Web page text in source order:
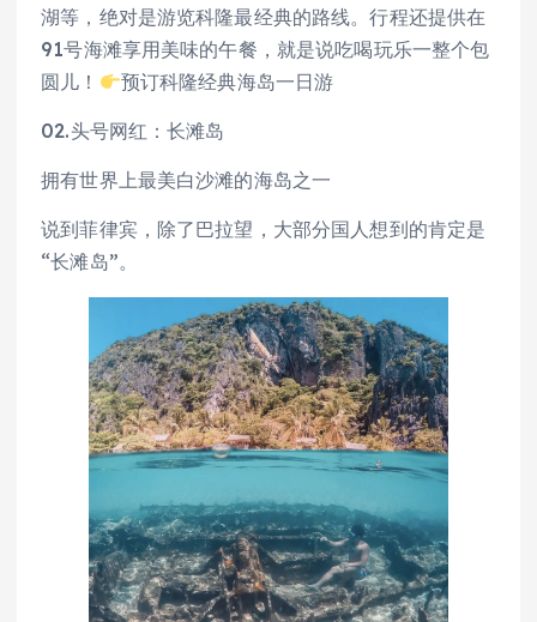
湖等，绝对是游览科隆最经典的路线。行程还提供在
91号海滩享用美味的午餐，就是说吃喝玩乐一整个包
圆儿！
预订科隆经典海岛一日游
02.头号网红：长滩岛
拥有世界上最美白沙滩的海岛之一
说到菲律宾，除了巴拉望，大部分国人想到的肯定是
“长滩岛”。